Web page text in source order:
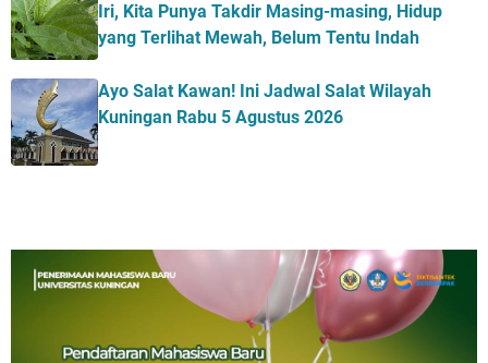
Iri, Kita Punya Takdir Masing-masing, Hidup
yang Terlihat Mewah, Belum Tentu Indah
Ayo Salat Kawan! Ini Jadwal Salat Wilayah
Kuningan Rabu 5 Agustus 2026